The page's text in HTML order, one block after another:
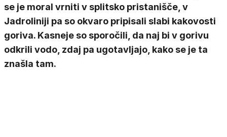
se je moral vrniti v splitsko pristanišče, v
Jadroliniji pa so okvaro pripisali slabi kakovosti
goriva. Kasneje so sporočili, da naj bi v gorivu
odkrili vodo, zdaj pa ugotavljajo, kako se je ta
znašla tam.